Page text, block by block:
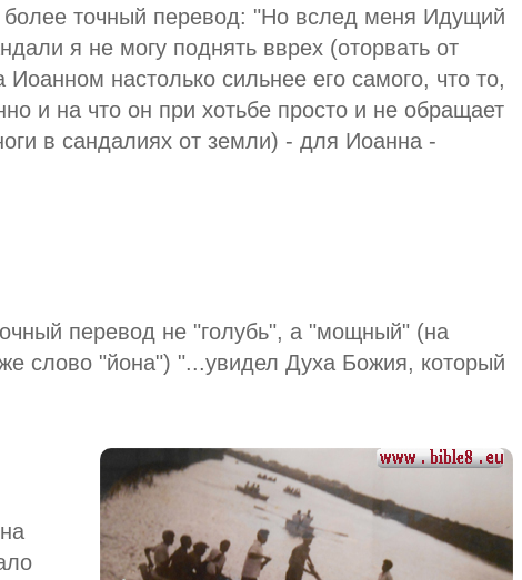
точный перевод: "Но вслед меня Идущий
я не могу поднять вврех (оторвать от
настолько сильнее его самого, что то,
и на что он при хотьбе просто и не обращает
в сандалиях от земли) - для Иоанна -
перевод не "голубь", а "мощный" (на
слово "йона") "...увидел Духа Божия, который